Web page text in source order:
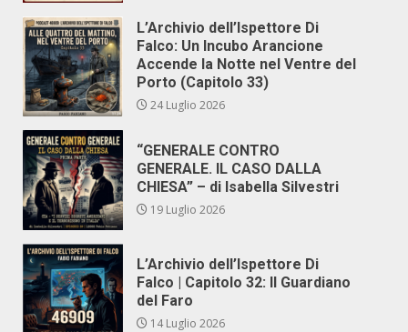
L’Archivio dell’Ispettore Di
Falco: Un Incubo Arancione
Accende la Notte nel Ventre del
Porto (Capitolo 33)
24 Luglio 2026
“GENERALE CONTRO
GENERALE. IL CASO DALLA
CHIESA” – di Isabella Silvestri
19 Luglio 2026
L’Archivio dell’Ispettore Di
Falco | Capitolo 32: Il Guardiano
del Faro
14 Luglio 2026